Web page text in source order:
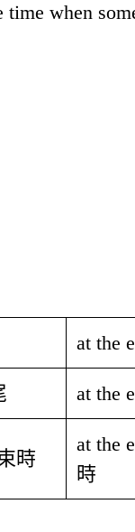
when
at the
at the
時
at the
時